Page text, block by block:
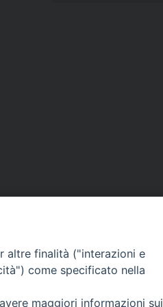
altre finalità ("interazioni e
come specificato nella
maggiori informazioni sui